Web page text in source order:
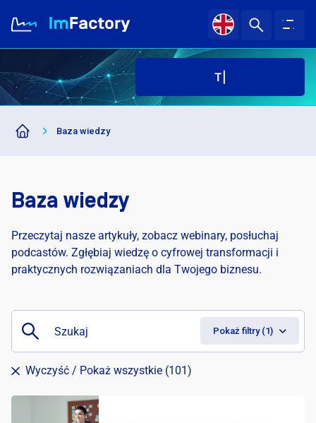
O nas
Branże i Rozwiązania
Baza wiedzy
Kariera
|
Baza wiedzy
Baza wiedzy
Przeczytaj nasze artykuły, zobacz webinary, posłuchaj
podcastów. Zgłębiaj wiedzę o cyfrowej transformacji i
praktycznych rozwiązaniach dla Twojego biznesu.
Pokaż filtry (1)
Wyczyść / Pokaż wszystkie (101)